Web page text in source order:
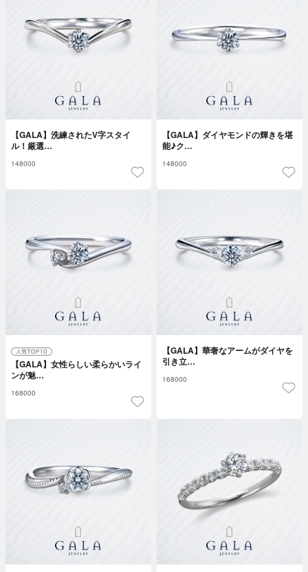
【GALA】洗練されたV字スタイ
ル！厳選…
148000
【GALA】ダイヤモンドの輝きを堪
能♪ク…
148000
【GALA】女性らしい柔らかいライ
ンが魅…
168000
【GALA】華奢なアームがダイヤを
引き立…
168000